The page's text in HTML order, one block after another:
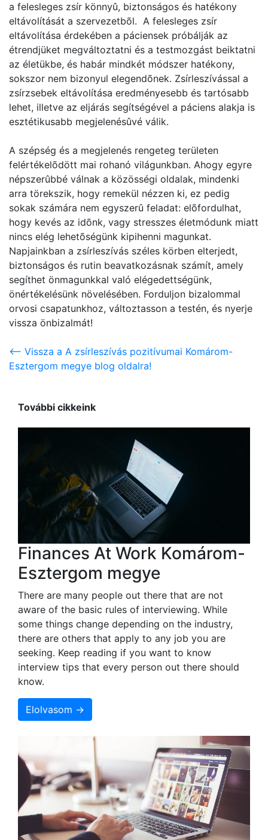
a felesleges zsír könnyû, biztonságos és hatékony
eltávolítását a szervezetbõl. A felesleges zsír
eltávolítása érdekében a páciensek próbálják az
étrendjüket megváltoztatni és a testmozgást beiktatni
az életükbe, és habár mindkét módszer hatékony,
sokszor nem bizonyul elegendõnek. Zsírleszívással a
zsírzsebek eltávolítása eredményesebb és tartósabb
lehet, illetve az eljárás segítségével a páciens alakja is
esztétikusabb megjelenésûvé válik.
A szépség és a megjelenés rengeteg területen
felértékelõdött mai rohanó világunkban. Ahogy egyre
népszerûbbé válnak a közösségi oldalak, mindenki
arra törekszik, hogy remekül nézzen ki, ez pedig
sokak számára nem egyszerû feladat: elõfordulhat,
hogy kevés az idõnk, vagy stresszes életmódunk miatt
nincs elég lehetõségünk kipihenni magunkat.
Napjainkban a zsírleszívás széles körben elterjedt,
biztonságos és rutin beavatkozásnak számít, amely
segíthet önmagunkkal való elégedettségünk,
önértékelésünk növelésében. Forduljon bizalommal
orvosi csapatunkhoz, változtasson a testén, és nyerje
vissza önbizalmát!
<-- Vissza a A zsírleszívás pozitívumai Komárom-
Esztergom megye blog oldalra!
További cikkeink
Finances At Work Komárom-
Esztergom megye
There are many people out there that are not
aware of the basic rules of interviewing. While
some things change depending on the industry,
there are others that apply to any job you are
seeking. Keep reading if you want to know
interview tips that every person out there should
know.
Elolvasom →